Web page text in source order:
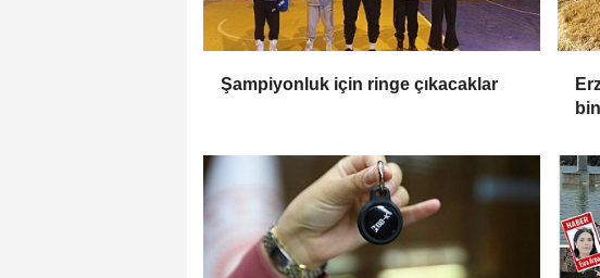
Şampiyonluk için ringe çıkacaklar